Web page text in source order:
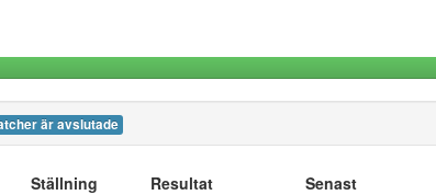
är avslutade
Ställning Resultat Senast